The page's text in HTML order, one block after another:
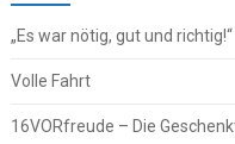
„Es war nötig, gut und richtig!“
Volle Fahrt
16VORfreude – Die